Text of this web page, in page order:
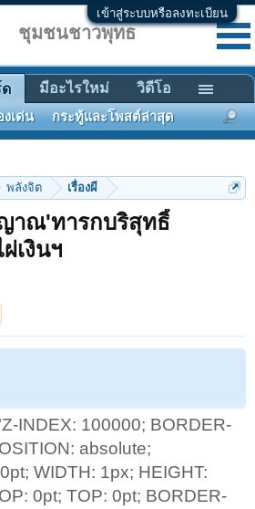
เข้าสู่ระบบหรือลงทะเบียน
พลังจิต เรื่องผี
าณ'ทารกบริสุทธิ์
เงินฯ
INDEX: 100000; BORDER-
absolute;
WIDTH: 1px; HEIGHT:
0pt; TOP: 0pt; BORDER-
ชุมชนชาวพุทธ
ด
งเด่น กระทู้และโพสต์ล่าสุด
มีอะไรใหม่ วิดีโอ